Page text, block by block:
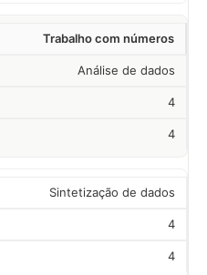
Trabalho com números
Análise de dados
4
4
Sintetização de dados
4
4